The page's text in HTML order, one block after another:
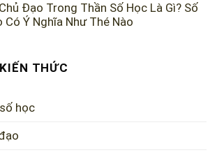
Đạo Trong Thần Số Học Là Gì? Số
Có Ý Nghĩa Như Thé Nào
THỨC
học